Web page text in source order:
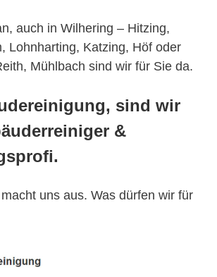
auch in Wilhering – Hitzing,
Lohnharting, Katzing, Höf oder
Mühlbach sind wir für Sie da.
sind wir
&
uns aus. Was dürfen wir für